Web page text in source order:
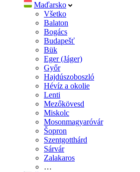
Maďarsko
Všetko
Balaton
Bogács
Budapešť
Bük
Eger (Jáger)
Győr
Hajdúszoboszló
Hévíz a okolie
Lenti
Mezőkövesd
Miskolc
Mosonmagyaróvár
Šopron
Szentgotthárd
Sárvár
Zalakaros
…